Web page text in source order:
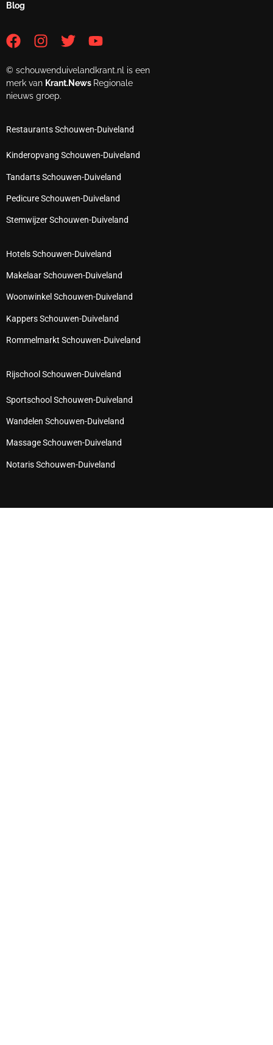
Blog
© schouwenduivelandkrant.nl is een
merk van Krant.News Regionale
nieuws groep.
Restaurants Schouwen-Duiveland
Kinderopvang Schouwen-Duiveland
Tandarts Schouwen-Duiveland
Pedicure Schouwen-Duiveland
Stemwijzer Schouwen-Duiveland
Hotels Schouwen-Duiveland
Makelaar Schouwen-Duiveland
Woonwinkel Schouwen-Duiveland
Kappers Schouwen-Duiveland
Rommelmarkt Schouwen-Duiveland
Rijschool Schouwen-Duiveland
Sportschool Schouwen-Duiveland
Wandelen Schouwen-Duiveland
Massage Schouwen-Duiveland
Notaris Schouwen-Duiveland